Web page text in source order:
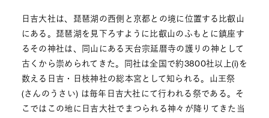
日吉大社は、琵琶湖の西側と京都との境に位置する比叡山
にある。琵琶湖を見下ろすように比叡山のふもとに鎮座す
るその神社は、同山にある天台宗延暦寺の護りの神として
古くから崇められてきた。同社は全国で約3800社以上(i)を
数える日吉・日枝神社の総本宮として知られる。山王祭
(さんのうさい) は毎年日吉大社にて行われる祭である。そ
こではこの地に日吉大社でまつられる神々が降りてきた当